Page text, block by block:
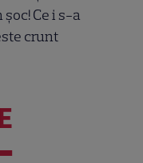
Ce i s-a
crunt